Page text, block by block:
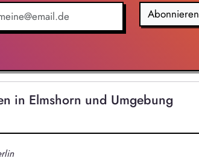
Politikebene.
von relevanten Positions- und
Stellungnahmen.
Abonnieren
in Elmshorn und Umgebung